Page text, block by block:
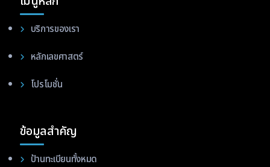
บริการของเรา
หลักเลขศาสตร์
โปรโมชั่น
ข้อมูลสำคัญ
ป้านทะเบียนทั้งหมด